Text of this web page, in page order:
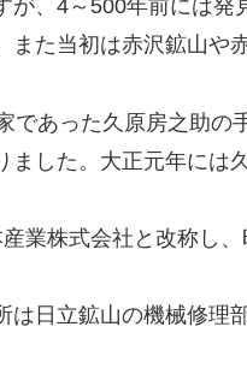
が、4～500年前には
また当初は赤沢鉱山や
であった久原房之助の
ました。大正元年には
業株式会社と改称し
日立鉱山の機械修理